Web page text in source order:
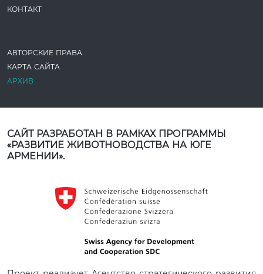
КОНТАКТ
АВТОРСКИЕ ПРАВА
КАРТА САЙТА
АРХИВ
САЙТ РАЗРАБОТАН В РАМКАХ ПРОГРАММЫ
«РАЗВИТИЕ ЖИВОТНОВОДСТВА НА ЮГЕ
АРМЕНИИ».